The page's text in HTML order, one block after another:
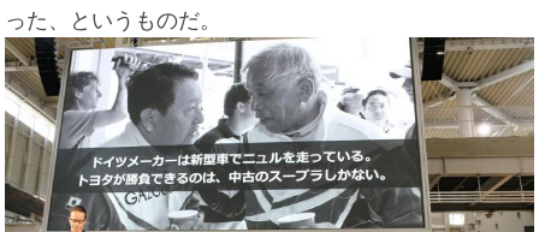
った、というものだ。